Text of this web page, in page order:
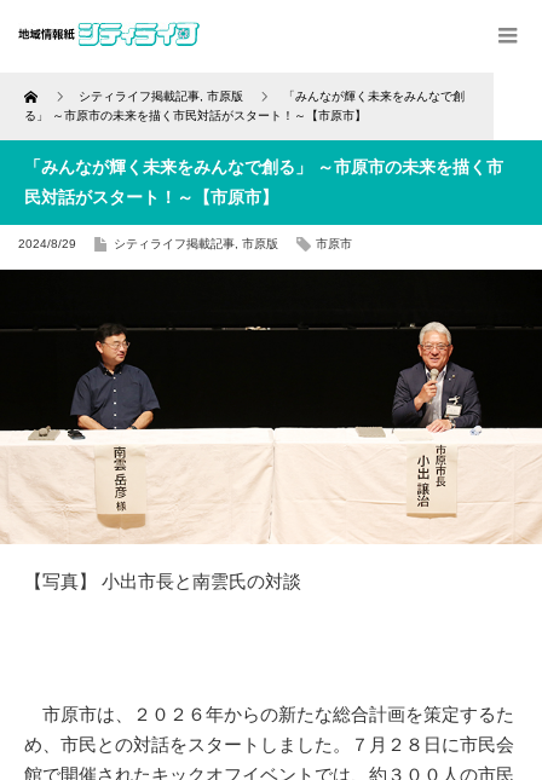
Home シティライフ掲載記事 市原版
「みんなが輝く未来をみんなで創
る」 ～市原市の未来を描く市民対話がスタート！～【市原市】
「みんなが輝く未来をみんなで創る」 ～市原市の未来を描く市
民対話がスタート！～【市原市】
2024/8/29 シティライフ掲載記事 市原版 市原市
【写真】 小出市長と南雲氏の対談
市原市は、２０２６年からの新たな総合計画を策定するた
め、市民との対話をスタートしました。７月２８日に市民会
館で開催されたキックオフイベントでは、約３００人の市民